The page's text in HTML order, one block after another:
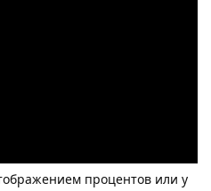
процентов или у